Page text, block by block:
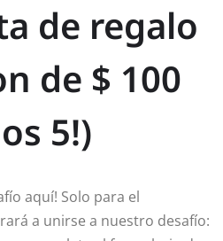
de regalo
de $ 100
5!)
aquí! Solo para el
a unirse a nuestro desafío: